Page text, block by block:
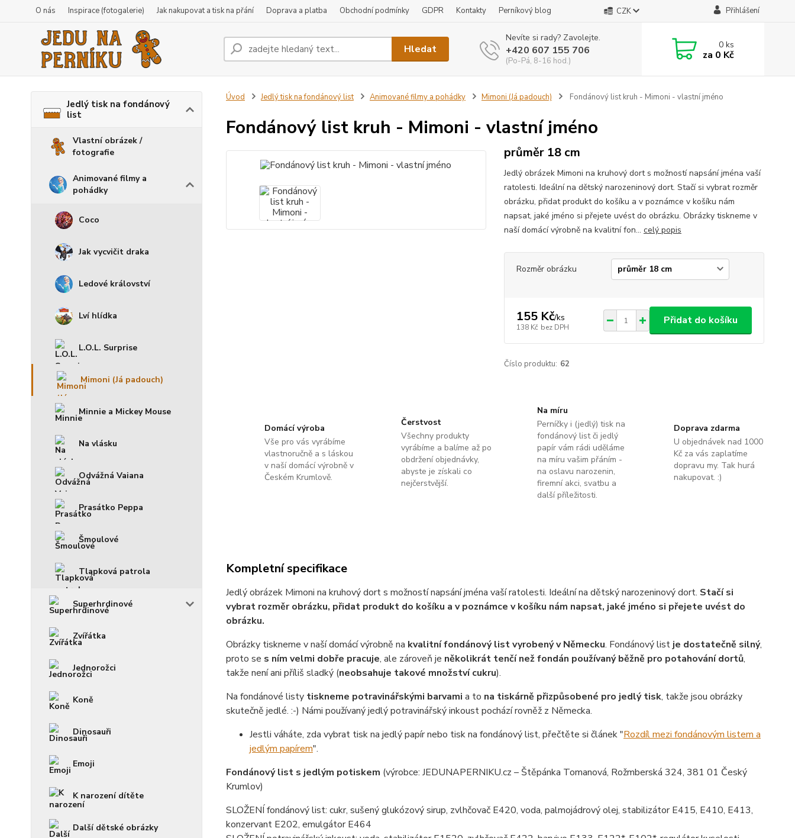
O nás Inspirace (fotogalerie) Jak nakupovat a tisk na přání Doprava a platba Obchodní podmínky GDPR Kontakty Perníkový blog CZK Přihlášení
Hledat
Nevíte si rady? Zavolejte.
+420 607 155 706
(Po-Pá, 8-16 hod.)
0ks
za 0 Kč
Jedlý tisk na fondánový
list
Vlastní obrázek /
fotografie
Animované filmy a
pohádky
Coco
Jak vycvičit draka
Ledové království
Lví hlídka
L.O.L. Surprise
Mimoni (Já padouch)
Minnie a Mickey Mouse
Na vlásku
Odvážná Vaiana
Prasátko Peppa
Šmoulové
Tlapková patrola
Superhrdinové
Zvířátka
Jednorožci
Koně
Dinosauři
Emoji
K narození dítěte
Další dětské obrázky
Úvod Jedlý tisk na fondánový list Animované filmy a pohádky Mimoni (Já padouch) Fondánový list kruh - Mimoni - vlastní jméno
Fondánový list kruh - Mimoni - vlastní jméno
průměr 18 cm
Jedlý obrázek Mimoni na kruhový dort s možností napsání jména vaší
ratolesti. Ideální na dětský narozeninový dort. Stačí si vybrat rozměr
obrázku, přidat produkt do košíku a v poznámce v košíku nám
napsat, jaké jméno si přejete uvést do obrázku. Obrázky tiskneme v
naší domácí výrobně na kvalitní fon... celý popis
Rozměr obrázku
155 Kč/ks
138 Kč bez DPH
Přidat do košíku
Číslo produktu: 62
Domácí výroba
Vše pro vás vyrábíme
vlastnoručně a s láskou
v naší domácí výrobně v
Českém Krumlově.
Čerstvost
Všechny produkty
vyrábíme a balíme až po
obdržení objednávky,
abyste je získali co
nejčerstvější.
Na míru
Perníčky i (jedlý) tisk na
fondánový list či jedlý
papír vám rádi uděláme
na míru vašim přáním -
na oslavu narozenin,
firemní akci, svatbu a
další příležitosti.
Doprava zdarma
U objednávek nad 1000
Kč za vás zaplatíme
dopravu my. Tak hurá
nakupovat. :)
Kompletní specifikace
Jedlý obrázek Mimoni na kruhový dort s možností napsání jména vaší ratolesti. Ideální na dětský narozeninový dort. Stačí si
vybrat rozměr obrázku, přidat produkt do košíku a v poznámce v košíku nám napsat, jaké jméno si přejete uvést do
obrázku.
Obrázky tiskneme v naší domácí výrobně na kvalitní fondánový list vyrobený v Německu. Fondánový list je dostatečně silný,
proto se s ním velmi dobře pracuje, ale zároveň je několikrát tenčí než fondán používaný běžně pro potahování dortů,
takže není ani příliš sladký (neobsahuje takové množství cukru).
Na fondánové listy tiskneme potravinářskými barvami a to na tiskárně přizpůsobené pro jedlý tisk, takže jsou obrázky
skutečně jedlé. :-) Námi používaný jedlý potravinářský inkoust pochází rovněž z Německa.
Jestli váháte, zda vybrat tisk na jedlý papír nebo tisk na fondánový list, přečtěte si článek "Rozdíl mezi fondánovým listem a
jedlým papírem".
Fondánový list s jedlým potiskem (výrobce: JEDUNAPERNIKU.cz – Štěpánka Tomanová, Rožmberská 324, 381 01 Český
Krumlov)
SLOŽENÍ fondánový list: cukr, sušený glukózový sirup, zvlhčovač E420, voda, palmojádrový olej, stabilizátor E415, E410, E413,
konzervant E202, emulgátor E464